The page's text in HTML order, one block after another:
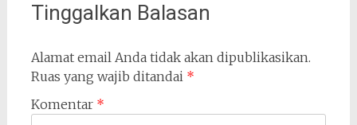
Tinggalkan Balasan
Alamat email Anda tidak akan dipublikasikan.
Ruas yang wajib ditandai *
Komentar *